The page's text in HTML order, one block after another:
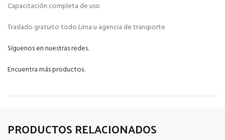
Capacitación completa de uso
Traslado gratuito todo Lima u agencia de transporte
Síguenos en nuestras redes.
Encuentra más productos.
PRODUCTOS RELACIONADOS